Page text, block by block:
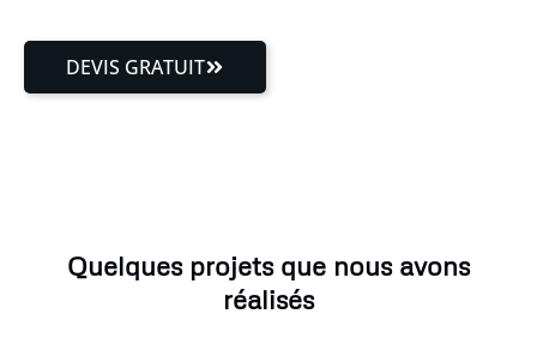
DEVIS GRATUIT
Quelques projets que nous avons
réalisés